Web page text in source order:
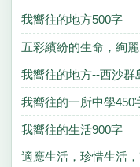
我嚮往的地方500字
五彩繽紛的生命，絢
我嚮往的地方--西沙群
我嚮往的一所中學450
我嚮往的生活900字
適應生活，珍惜生活